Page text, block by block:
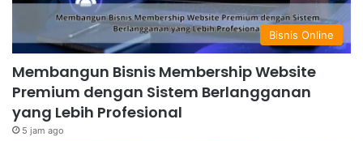
Bisnis Online
Membangun Bisnis Membership Website
Premium dengan Sistem Berlangganan
yang Lebih Profesional
5 jam ago